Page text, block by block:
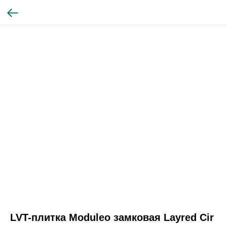
LVT-плитка Moduleo замковая Layred Cir